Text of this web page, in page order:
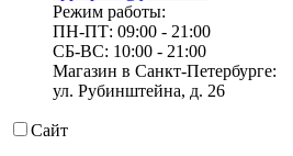
Режим работы:
ПН-ПТ: 09:00 - 21:00
СБ-ВС: 10:00 - 21:00
Магазин в Санкт-Петербурге:
ул. Рубинштейна, д. 26
Сайт